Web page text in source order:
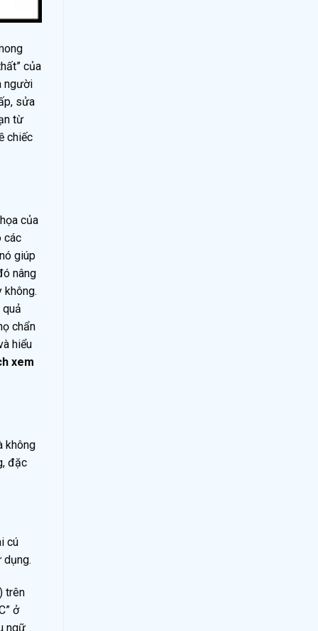
của
người
sửa
từ
chiếc
của
các
giúp
nâng
không.
chẩn
hiểu
xem
không
đặc
cú
dụng.
trên
ở
ngữ